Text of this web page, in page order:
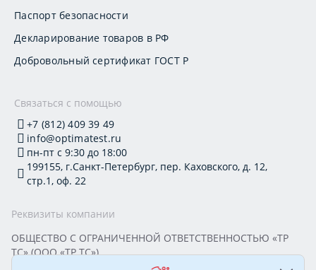
Паспорт безопасности
Декларирование товаров в РФ
Добровольный сертификат ГОСТ Р
Связаться с помощью
+7 (812) 409 39 49
info@optimatest.ru
пн-пт с 9:30 до 18:00
199155, г.Санкт-Петербург, пер. Каховского, д. 12,
стр.1, оф. 22
Реквизиты компании
ОБЩЕСТВО С ОГРАНИЧЕННОЙ ОТВЕТСТВЕННОСТЬЮ «ТР
ТС» (ООО «ТР ТС»)
Юридический адрес: 199155, г. Санкт-Петербург, пер.